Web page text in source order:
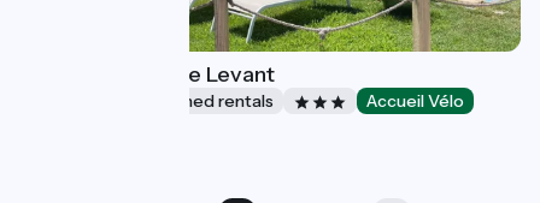
Le Mas Mellou : Le Levant
Lodgings and furnished rentals Accueil Vélo